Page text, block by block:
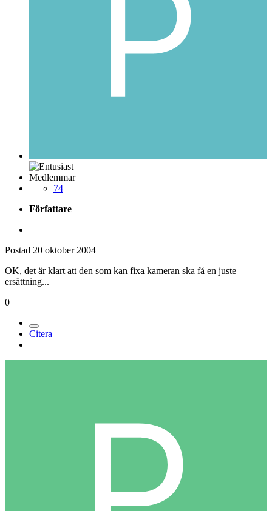
Medlemmar
74
Författare
Postad 20 oktober 2004
OK, det är klart att den som kan fixa kameran ska få en juste
ersättning...
0
Citera